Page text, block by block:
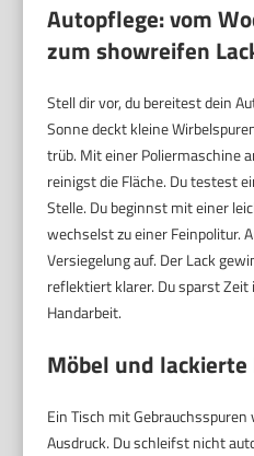
Autopflege: vom
zum showreifen
Stell dir vor, du bereitest dein
Sonne deckt kleine
trüb. Mit einer Poliermaschine
reinigst die Fläche. Du testest
Stelle. Du beginnst mit einer
wechselst zu einer Feinpolitur.
Versiegelung auf. Der Lack
reflektiert klarer. Du sparst Zeit
Handarbeit.
Möbel und
Ein Tisch mit
Ausdruck. Du schleifst nicht